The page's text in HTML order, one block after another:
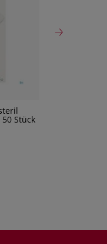
Stück